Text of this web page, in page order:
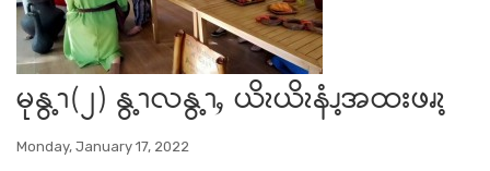
မုနွ့ၫ(၂) နွ့ၫလနွ့ၫႇ ယိၩယိၩနံၪ့အထးဖၧၩ့
Monday, January 17, 2022